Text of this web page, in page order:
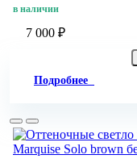
в наличии
7 000 ₽
Подробнее